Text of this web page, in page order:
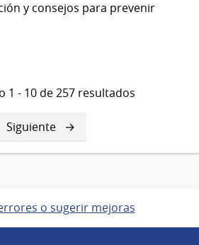
y consejos para prevenir
1 - 10 de 257 resultados
Siguiente
página
Siguiente
o sugerir mejoras